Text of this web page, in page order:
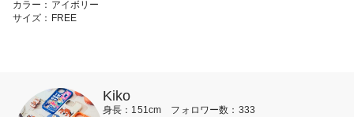
カラー：アイボリー
サイズ：FREE
Kiko
身長：151cm フォロワー数：333